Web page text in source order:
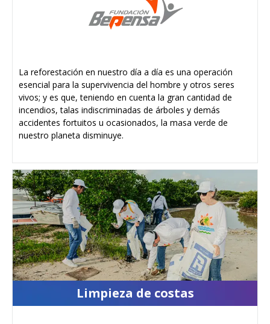
La reforestación en nuestro día a día es una operación
esencial para la supervivencia del hombre y otros seres
vivos; y es que, teniendo en cuenta la gran cantidad de
incendios, talas indiscriminadas de árboles y demás
accidentes fortuitos u ocasionados, la masa verde de
nuestro planeta disminuye.
Limpieza de costas